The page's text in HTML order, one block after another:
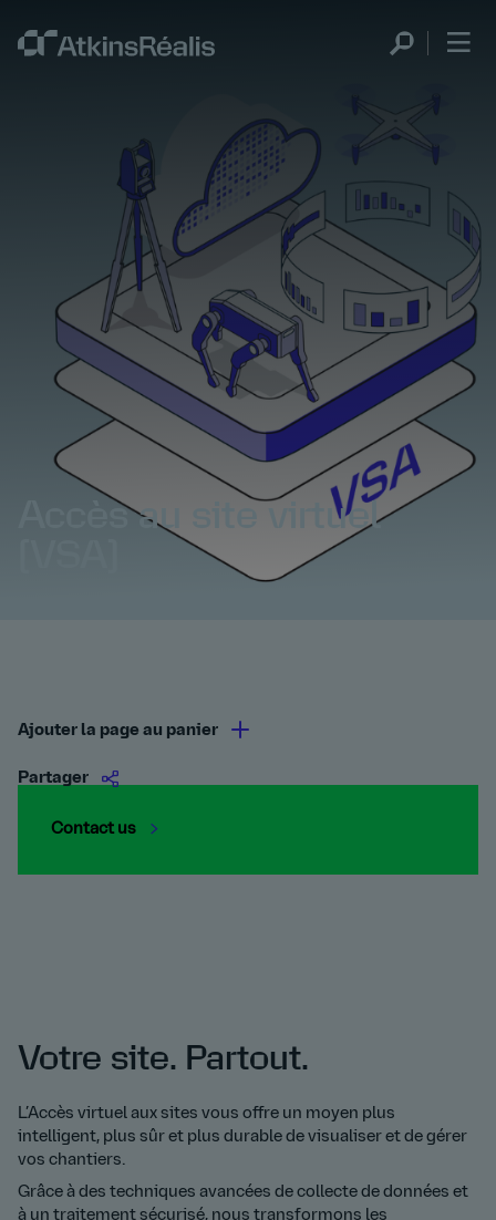
Accès au site virtuel
Ajouter la page au panier
Partager
Contact us
Votre site. Partout.
L’Accès virtuel aux sites vous offre un moyen plus
intelligent, plus sûr et plus durable de visualiser et de gérer
vos chantiers.
Grâce à des techniques avancées de collecte de données et
à un traitement sécurisé, nous transformons les